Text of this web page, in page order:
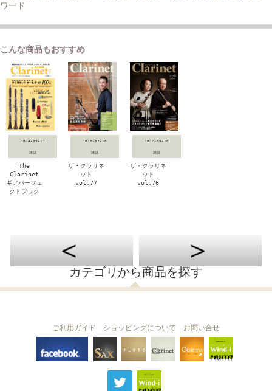
ワード
こんな商品もおすすめ
2024-09-27
雑誌
The
Clarinet
ギアパーフェ
クトブック
2023-03-10
雑誌
ザ・クラリネ
ット
vol.77
2022-09-10
雑誌
ザ・クラリネ
ット
vol.76
カテゴリから商品を探す
THE SAX The Clarinet
ご利用ガイド ショッピングについて お問い合せ